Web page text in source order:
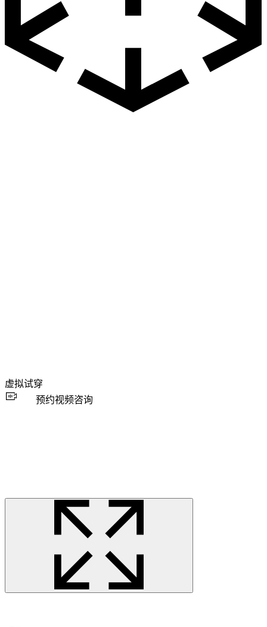
虚拟试穿
预约视频咨询